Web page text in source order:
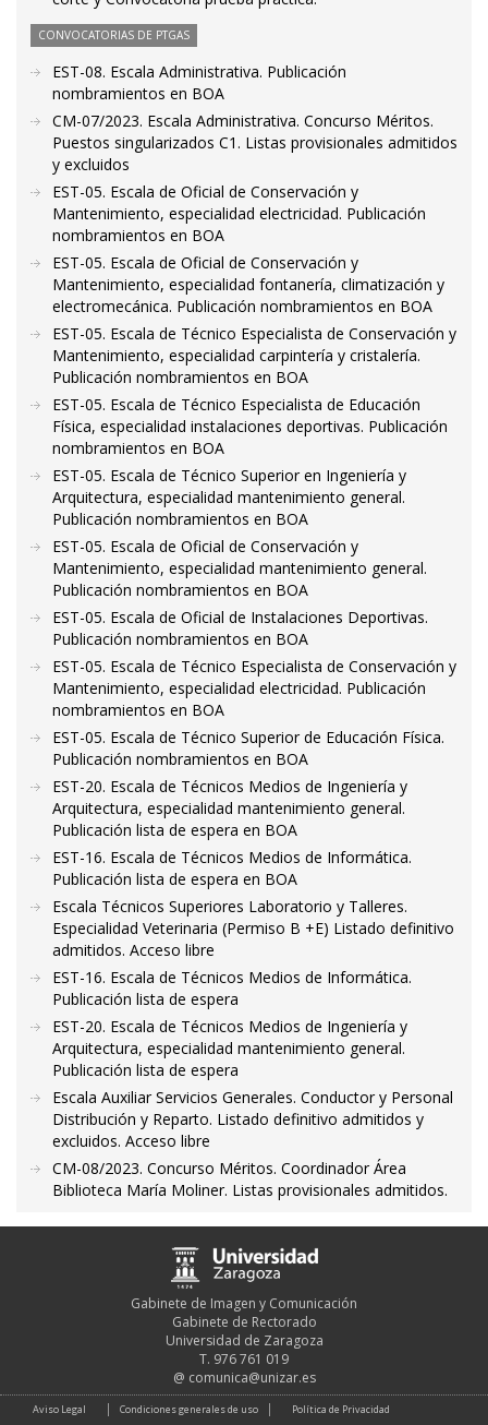
CONVOCATORIAS DE PTGAS
EST-08. Escala Administrativa. Publicación
nombramientos en BOA
CM-07/2023. Escala Administrativa. Concurso Méritos.
Puestos singularizados C1. Listas provisionales admitidos
y excluidos
EST-05. Escala de Oficial de Conservación y
Mantenimiento, especialidad electricidad. Publicación
nombramientos en BOA
EST-05. Escala de Oficial de Conservación y
Mantenimiento, especialidad fontanería, climatización y
electromecánica. Publicación nombramientos en BOA
EST-05. Escala de Técnico Especialista de Conservación y
Mantenimiento, especialidad carpintería y cristalería.
Publicación nombramientos en BOA
EST-05. Escala de Técnico Especialista de Educación
Física, especialidad instalaciones deportivas. Publicación
nombramientos en BOA
EST-05. Escala de Técnico Superior en Ingeniería y
Arquitectura, especialidad mantenimiento general.
Publicación nombramientos en BOA
EST-05. Escala de Oficial de Conservación y
Mantenimiento, especialidad mantenimiento general.
Publicación nombramientos en BOA
EST-05. Escala de Oficial de Instalaciones Deportivas.
Publicación nombramientos en BOA
EST-05. Escala de Técnico Especialista de Conservación y
Mantenimiento, especialidad electricidad. Publicación
nombramientos en BOA
EST-05. Escala de Técnico Superior de Educación Física.
Publicación nombramientos en BOA
EST-20. Escala de Técnicos Medios de Ingeniería y
Arquitectura, especialidad mantenimiento general.
Publicación lista de espera en BOA
EST-16. Escala de Técnicos Medios de Informática.
Publicación lista de espera en BOA
Escala Técnicos Superiores Laboratorio y Talleres.
Especialidad Veterinaria (Permiso B +E) Listado definitivo
admitidos. Acceso libre
EST-16. Escala de Técnicos Medios de Informática.
Publicación lista de espera
EST-20. Escala de Técnicos Medios de Ingeniería y
Arquitectura, especialidad mantenimiento general.
Publicación lista de espera
Escala Auxiliar Servicios Generales. Conductor y Personal
Distribución y Reparto. Listado definitivo admitidos y
excluidos. Acceso libre
CM-08/2023. Concurso Méritos. Coordinador Área
Biblioteca María Moliner. Listas provisionales admitidos.
Gabinete de Imagen y Comunicación
Gabinete de Rectorado
Universidad de Zaragoza
T. 976 761 019
@ comunica@unizar.es
Aviso Legal Condiciones generales de uso Política de Privacidad